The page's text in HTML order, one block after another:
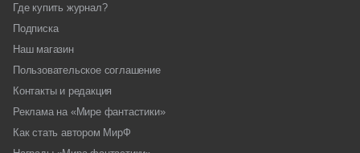
Где купить журнал?
Подписка
Наш магазин
Пользовательское соглашение
Контакты и редакция
Реклама на «Мире фантастики»
Как стать автором МирФ